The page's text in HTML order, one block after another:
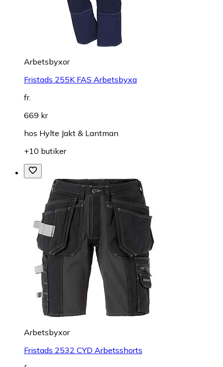
Arbetsbyxor
Fristads 255K FAS Arbetsbyxa
fr.
669 kr
hos Hylte Jakt & Lantman
+10 butiker
Arbetsbyxor
Fristads 2532 CYD Arbetsshorts